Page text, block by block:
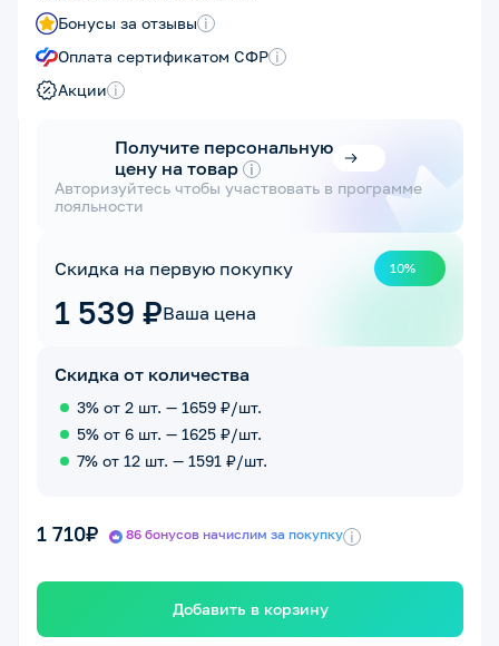
Бонусы за отзывы i
Оплата сертификатом СФР i
Акции i
Получите персональную
цену на товар i
Авторизуйтесь чтобы участвовать в программе
лояльности
Скидка на первую покупку 10%
1 539 ₽Ваша цена
Скидка от количества
3% от 2 шт. — 1659 ₽/шт.
5% от 6 шт. — 1625 ₽/шт.
7% от 12 шт. — 1591 ₽/шт.
1 710₽ 86 бонусов начислим за покупку i
Добавить в корзину